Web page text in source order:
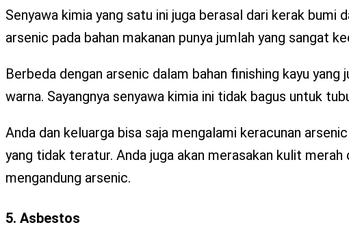
Senyawa kimia yang satu ini juga berasal dari kerak bumi
arsenic pada bahan makanan punya jumlah yang sangat
Berbeda dengan arsenic dalam bahan finishing kayu
warna. Sayangnya senyawa kimia ini tidak bagus untuk
Anda dan keluarga bisa saja mengalami keracunan
yang tidak teratur. Anda juga akan merasakan kulit
mengandung arsenic.
5. Asbestos